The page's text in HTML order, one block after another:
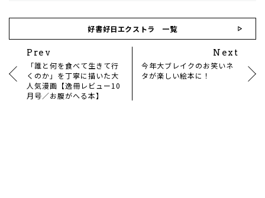
好書好日エクストラ 一覧
Prev
「誰と何を食べて生きて行
くのか」を丁寧に描いた大
人気漫画【逸冊レビュー10
月号／お腹がへる本】
Next
今年大ブレイクのお笑いネ
タが楽しい絵本に！